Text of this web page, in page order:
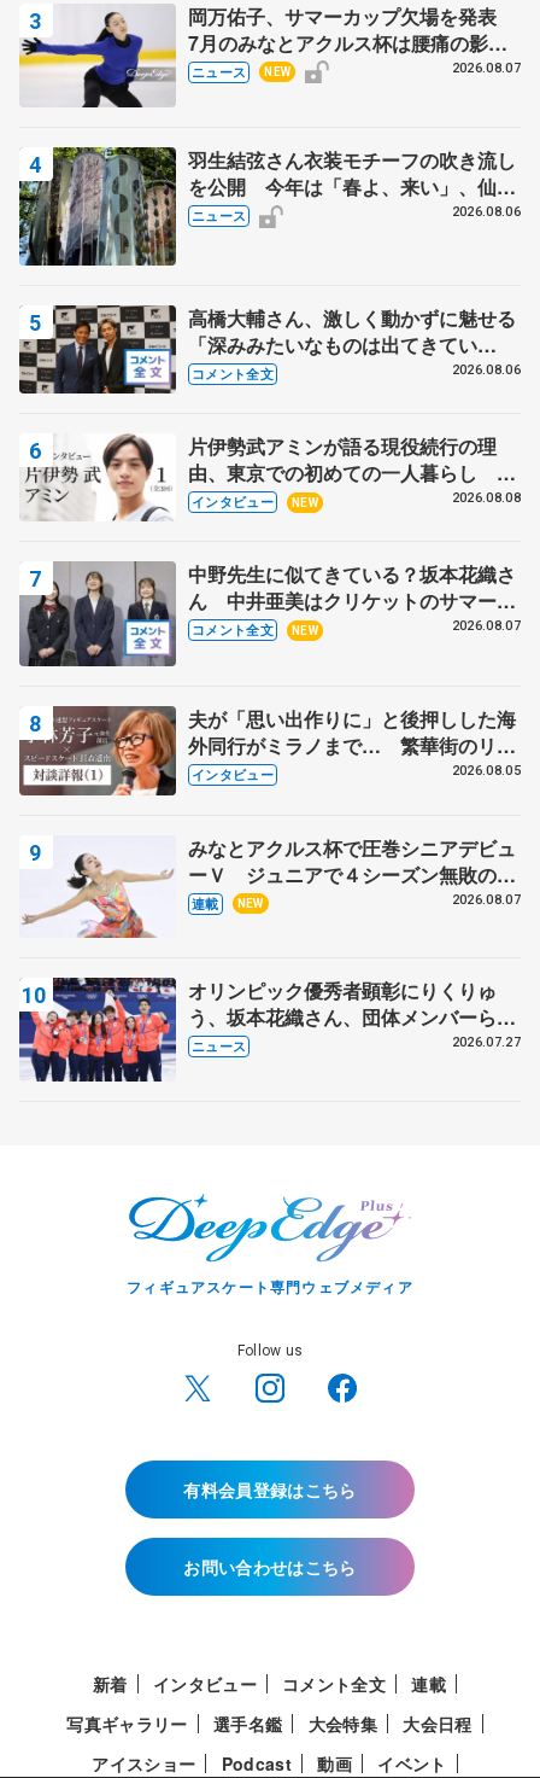
岡万佑子、サマーカップ欠場を発表
7月のみなとアクルス杯は腰痛の影響
で
ニュース NEW 2026.08.07
羽生結弦さん衣装モチーフの吹き流し
を公開 今年は「春よ、来い」、仙台
の瑞鳳殿
ニュース 2026.08.06
高橋大輔さん、激しく動かずに魅せる
「深みみたいなものは出てきてい
る？」 〝兄さん〟と慕うレジェンド
コメント全文 2026.08.06
片伊勢武アミンが語る現役続行の理
由、東京での初めての一人暮らし 注
目スケーターの「今」に迫る
インタビュー NEW 2026.08.08
中野先生に似てきている？坂本花織さ
ん 中井亜美はクリケットのサマーキ
ャンプに 島田麻央はたくさん試合に
コメント全文 NEW 2026.08.07
夫が「思い出作りに」と後押しした海
外同行がミラノまで… 繁華街のリン
クでは不良のお兄さんも味方に 小林
インタビュー 2026.08.05
みなとアクルス杯で圧巻シニアデビュ
ーＶ ジュニアで４シーズン無敗の島
田麻央
連載 NEW 2026.08.07
オリンピック優秀者顕彰にりくりゅ
う、坂本花織さん、団体メンバーら
8月7日に文科省が表彰式、ブルーノ・
ニュース 2026.07.27
フィギュアスケート専門ウェブメディア
Follow us
有料会員登録はこちら
お問い合わせはこちら
新着 インタビュー コメント全文
連載
写真ギャラリー
選手名鑑 大会特集
大会日程
アイスショー
Podcast 動画 イベント